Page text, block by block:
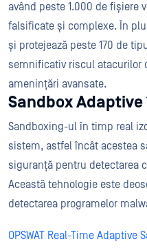
având peste 1.000 de fișiere
falsificate și complexe. În
și protejează peste 170 de
semnificativ riscul atacurilor
amenințări avansate.
Sandbox
Sandboxing-ul în timp real
sistem, astfel încât acestea
siguranță pentru detectarea
Această tehnologie este
detectarea programelor
OPSWAT Real-Time Adaptive